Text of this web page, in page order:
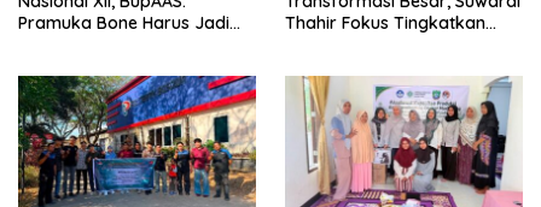
Pramuka Bone Harus Jadi
Thahir Fokus Tingkatkan